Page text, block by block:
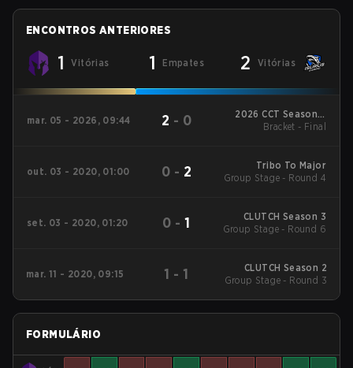
ENCONTROS ANTERIORES
1 Vitórias 1 Empates 2 Vitórias
mar. 05 - 2026, 09:44 2 - 0
2026 CCT Season 3
South American
Bracket - Final
out. 03 - 2020, 01:00 0 - 2
Tribo To Major
Group Stage - Round 4
set. 03 - 2020, 01:20 0 -1
CLUTCH Season 3
Group Stage - Round 6
mar. 11 - 2020, 09:15 1 - 1
CLUTCH Season 2
Group Stage - Round 3
FORMULÁRIO